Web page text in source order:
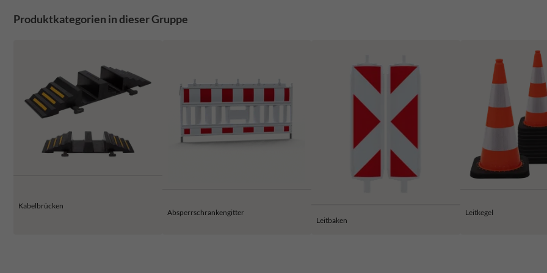
Produktkategorien in dieser Gruppe
Kabelbrücken
Absperrschrankengitter
Leitbaken
Leitkegel